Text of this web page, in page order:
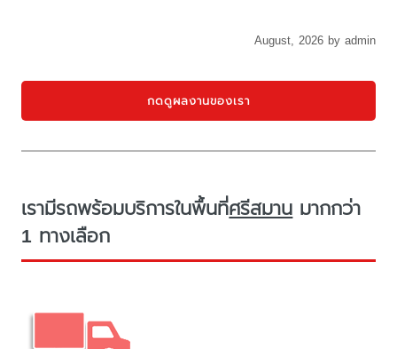
August, 2026 by admin
กดดูผลงานของเรา
เรามีรถพร้อมบริการในพื้นที่ศรีสมาน มากกว่า
1 ทางเลือก